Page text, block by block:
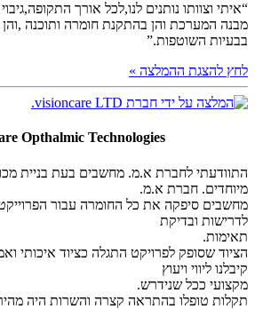
“איתי וצוותו נותנים לנו,לכל אורך
מבנה המערכת והן בהתקנת חומרה ותוכנה ,והן
בבעיות השוטפות.”
לחץ להצגת ההמלצה »
Opthalmic Technologies
התוודעתי לחברת א.מ. מחשבים בעת בניית
מיוחדים. חברת א.מ.
מחשבים סיפקה את כל החומרה עבור
לדרישות ובדיקת
תאימות.
הציוד שסופק לפרויקט התגלה כציוד איכותי
קיבלנו ליווי ויעוץ
מקצועי ככל שנידרש.
תקלות טופלו בהתראה קצרה והשרות היה